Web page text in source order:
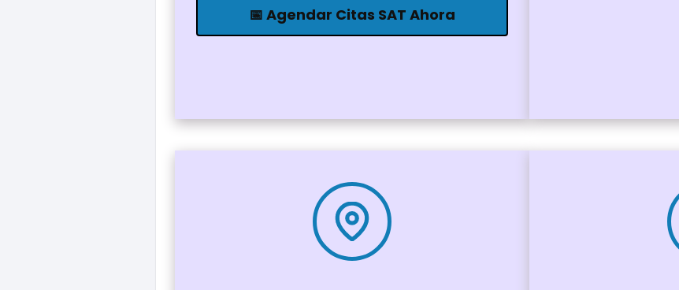
📅 Agendar Citas SAT Ahora